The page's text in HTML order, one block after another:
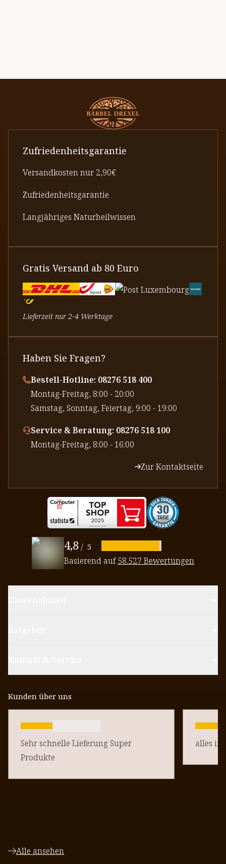
Zufriedenheitsgarantie
Versandkosten nur 2,90€
Zufriedenheitsgarantie
Langjähriges Naturheilwissen
Gratis Versand ab 80 Euro
Lieferzeit nur 2-4 Werktage
Haben Sie Fragen?
Bestell-Hotline: 08276 518 400
⁠Montag-Freitag, 8:00 - 20:00
⁠Samstag, Sonntag, Feiertag, 9:00 - 19:00
Service & Beratung: 08276 518 100
⁠Montag-Freitag, 8:00 - 16:00
Zur Kontaktseite
4,8/ 5
Basierend auf58.527 Bewertungen
Kunden über uns
Sehr schnelle Lieferung Super
Produkte
alles in
Alle ansehen